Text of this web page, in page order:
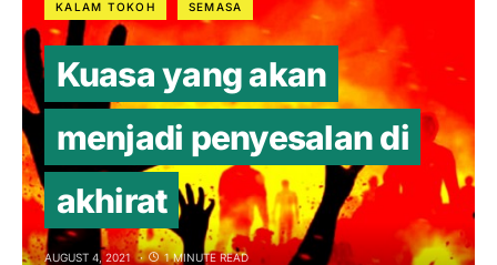
KALAM TOKOH SEMASA
Kuasa yang akan
menjadi penyesalan di
akhirat
AUGUST 4, 2021 1 MINUTE READ